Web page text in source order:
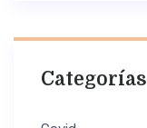
Categorías